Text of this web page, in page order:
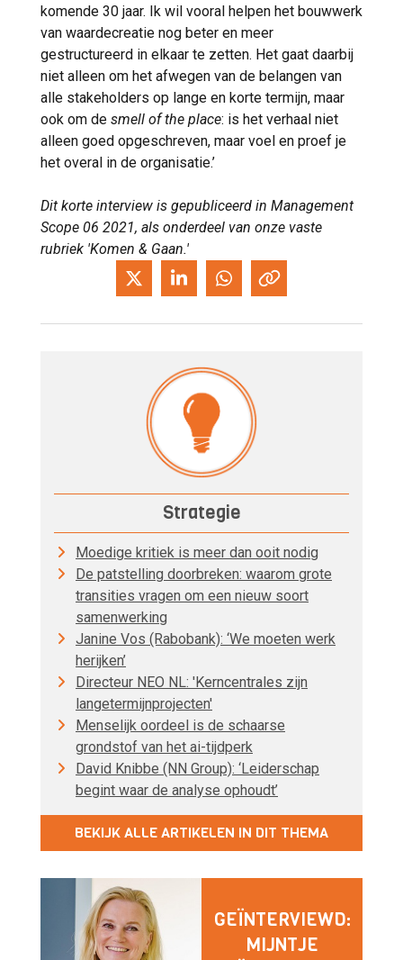
komende 30 jaar. Ik wil vooral helpen het bouwwerk
van waardecreatie nog beter en meer
gestructureerd in elkaar te zetten. Het gaat daarbij
niet alleen om het afwegen van de belangen van
alle stakeholders op lange en korte termijn, maar
ook om de smell of the place: is het verhaal niet
alleen goed opgeschreven, maar voel en proef je
het overal in de organisatie.’
Dit korte interview is gepubliceerd in Management
Scope 06 2021, als onderdeel van onze vaste
rubriek 'Komen & Gaan.'
Strategie
Moedige kritiek is meer dan ooit nodig
De patstelling doorbreken: waarom grote
transities vragen om een nieuw soort
samenwerking
Janine Vos (Rabobank): ‘We moeten werk
herijken’
Directeur NEO NL: 'Kerncentrales zijn
langetermijnprojecten'
Menselijk oordeel is de schaarse
grondstof van het ai-tijdperk
David Knibbe (NN Group): ‘Leiderschap
begint waar de analyse ophoudt’
BEKIJK ALLE ARTIKELEN IN DIT THEMA
GEÏNTERVIEWD:
MIJNTJE